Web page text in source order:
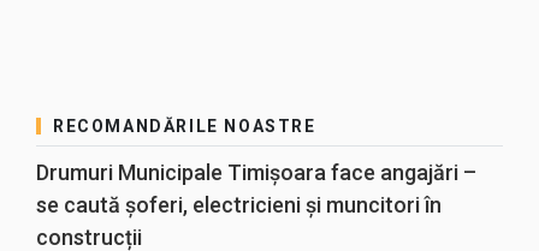
RECOMANDĂRILE NOASTRE
Drumuri Municipale Timișoara face angajări –
se caută șoferi, electricieni și muncitori în
construcții